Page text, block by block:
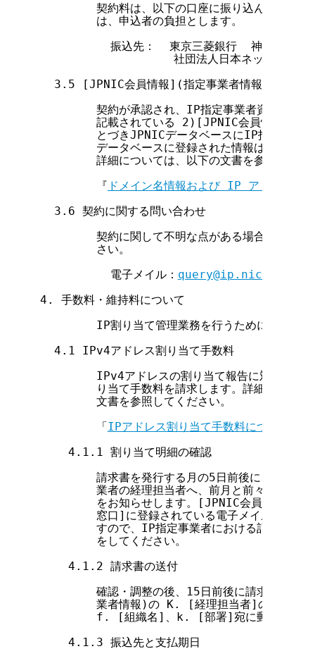
契約料は、以下の口座に振り込んでくださ
        は、申込者の負担とします。
振込先：  東京三菱銀行  神田橋支
社団法人日本ネットワーク
3.5 [JPNIC会員情報](指定事業者情報)登録に
契約が承認され、IP指定事業者資格が発
記載されている 2)[JPNIC会員情報](指
とづきJPNICデータベースにIP指定事業者
データベースに登録された情報は公開され
詳細については、以下の文書を参照してく
        『
ドメイン名情報および IP アドレス情
  3.6 契約に関する問い合わせ
契約に関して不明な点がある場合には、下
        さい。
          電子メイル：
query@ip.nic.ad.jp
4. 手数料・維持料について
IP割り当て管理業務を行うためには、以下
  4.1 IPv4アドレス割り当て手数料
IPv4アドレスの割り当て報告に対して、
り当て手数料を請求します。詳細について
        文書を参照してください。
        「
IPアドレス割り当て手数料について
    4.1.1 割り当て明細の確認
請求書を発行する月の5日前後に、JPNIC
業者の経理担当者へ、前月と前々月の2カ
をお知らせします。[JPNIC会員情報](指
窓口]に登録されている電子メイルアドレ
すので、IP指定事業者における記録と異な
        をしてください。
    4.1.2 請求書の送付
確認・調整の後、15日前後に請求書を発
業者情報)の K. [経理担当者]の[個人情
f. [組織名]、k. [部署]宛に郵送します
    4.1.3 振込先と支払期日